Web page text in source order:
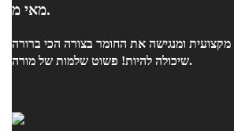
מאי מ.
ומנגישה את החומר בצורה הכי ברורה
שיכולה להיות! פשוט שלמות של מורה.